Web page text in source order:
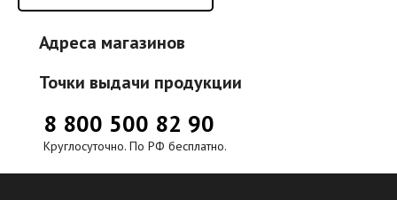
Адреса магазинов
Точки выдачи продукции
8 800 500 82 90
Круглосуточно. По РФ бесплатно.